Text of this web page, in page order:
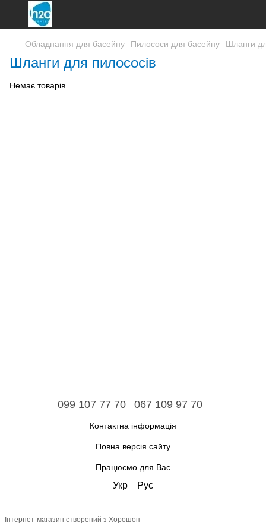
Обладнання для басейну Пилососи для басейну Шланги
Шланги для пилососів
Немає товарів
099 107 77 70 067 109 97 70
Контактна інформація
Повна версія сайту
Працюємо для Вас
Укр Рус
Інтернет-магазин створений з Хорошоп